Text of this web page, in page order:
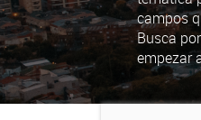
campos
Busca
empezar